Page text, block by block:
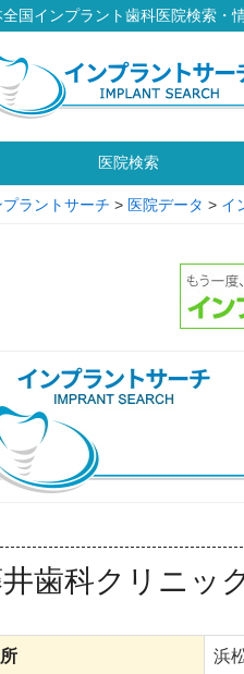
全国インプラント歯科医院検索・
医院検索
プラントサーチ > 医院データ > イ
歯科クリニッ
浜